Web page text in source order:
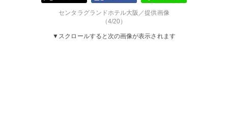
センタラグランドホテル大阪／提供画像
（4/20）
▼スクロールすると次の画像が表示されます